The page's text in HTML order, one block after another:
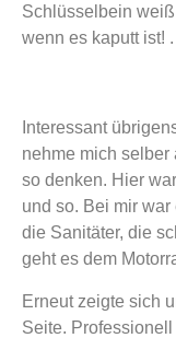
Schlüsselbein
wenn es kaputt ist!
Interessant
nehme mich selber
so denken. Hier
und so. Bei mir
die Sanitäter, die
geht es dem
Erneut zeigte sich
Seite.